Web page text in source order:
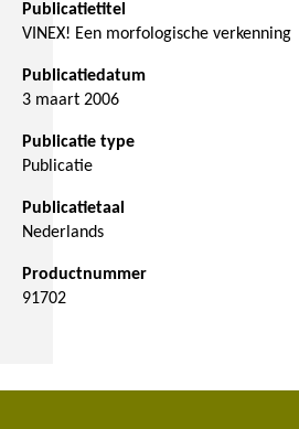
Publicatietitel
VINEX! Een morfologische verkenning
Publicatiedatum
3 maart 2006
Publicatie type
Publicatie
Publicatietaal
Nederlands
Productnummer
91702